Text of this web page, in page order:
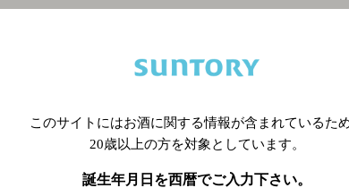
関連ページ
このサイトにはお酒に関する情報が含まれているため
20歳以上の方を対象としています。
誕生年月日を西暦でご入力下さい。